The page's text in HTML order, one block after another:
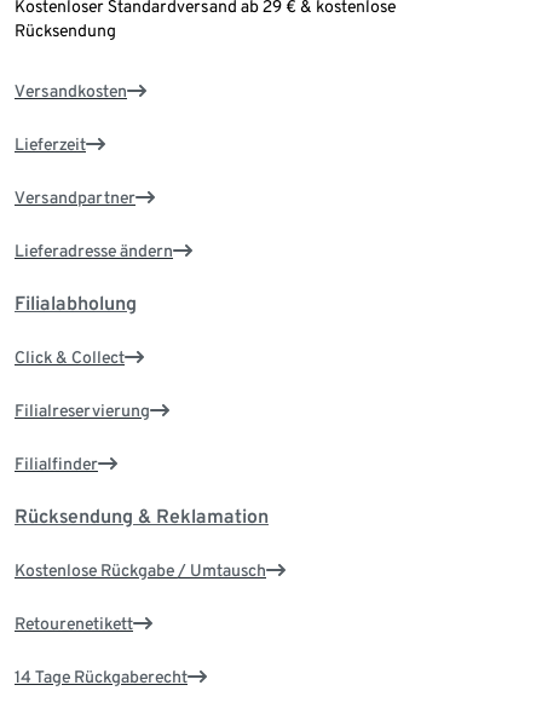
Kostenloser Standardversand ab 29 € & kostenlose
Rücksendung
Versandkosten
Lieferzeit
Versandpartner
Lieferadresse ändern
Filialabholung
Click & Collect
Filialreservierung
Filialfinder
Rücksendung & Reklamation
Kostenlose Rückgabe / Umtausch
Retourenetikett
14 Tage Rückgaberecht